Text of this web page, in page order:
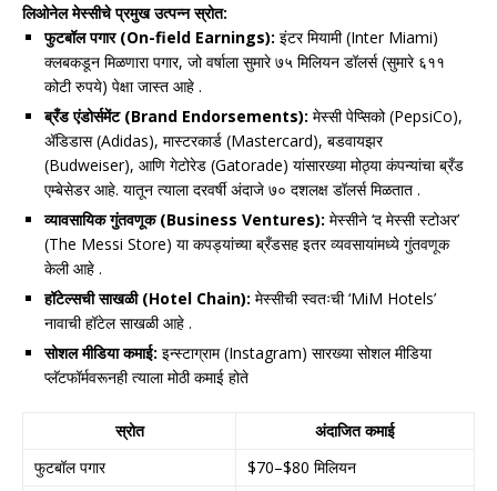
लिओनेल मेस्सीचे प्रमुख उत्पन्न स्रोत:
फुटबॉल पगार (On-field Earnings): इंटर मियामी (Inter Miami)
क्लबकडून मिळणारा पगार, जो वर्षाला सुमारे ७५ मिलियन डॉलर्स (सुमारे ६११
कोटी रुपये) पेक्षा जास्त आहे .
ब्रँड एंडोर्समेंट (Brand Endorsements): मेस्सी पेप्सिको (PepsiCo),
ॲडिडास (Adidas), मास्टरकार्ड (Mastercard), बडवायझर
(Budweiser), आणि गेटोरेड (Gatorade) यांसारख्या मोठ्या कंपन्यांचा ब्रँड
एम्बेसेडर आहे. यातून त्याला दरवर्षी अंदाजे ७० दशलक्ष डॉलर्स मिळतात .
व्यावसायिक गुंतवणूक (Business Ventures): मेस्सीने ‘द मेस्सी स्टोअर’
(The Messi Store) या कपड्यांच्या ब्रँडसह इतर व्यवसायांमध्ये गुंतवणूक
केली आहे .
हॉटेल्सची साखळी (Hotel Chain): मेस्सीची स्वतःची ‘MiM Hotels’
नावाची हॉटेल साखळी आहे .
सोशल मीडिया कमाई: इन्स्टाग्राम (Instagram) सारख्या सोशल मीडिया
प्लॅटफॉर्मवरूनही त्याला मोठी कमाई होते
स्रोत
अंदाजित कमाई
फुटबॉल पगार
$70–$80 मिलियन